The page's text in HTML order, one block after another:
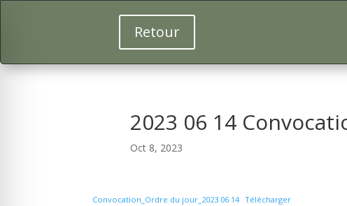
Retour
2023 06 14
Oct 8, 2023
Convocation_Ordre du jour_2023 06 14 Télécharger